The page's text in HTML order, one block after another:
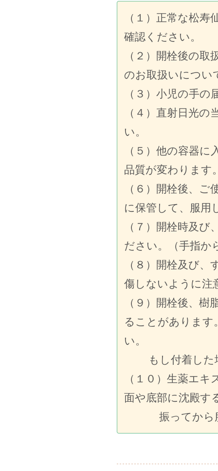
（１）正常な松
確認ください。
（２）開栓後の
のお取扱いについ
（３）小児の手
（４）直射日光
い。
（５）他の容器
品質が変わります
（６）開栓後、
に保管して、服用
（７）開栓時及
ださい。（手指か
（８）開栓及び
傷しないように注
（９）開栓後、
ることがあります
い。
もし付着した場
（１０）生薬エ
面や底部に沈殿す
振ってから服